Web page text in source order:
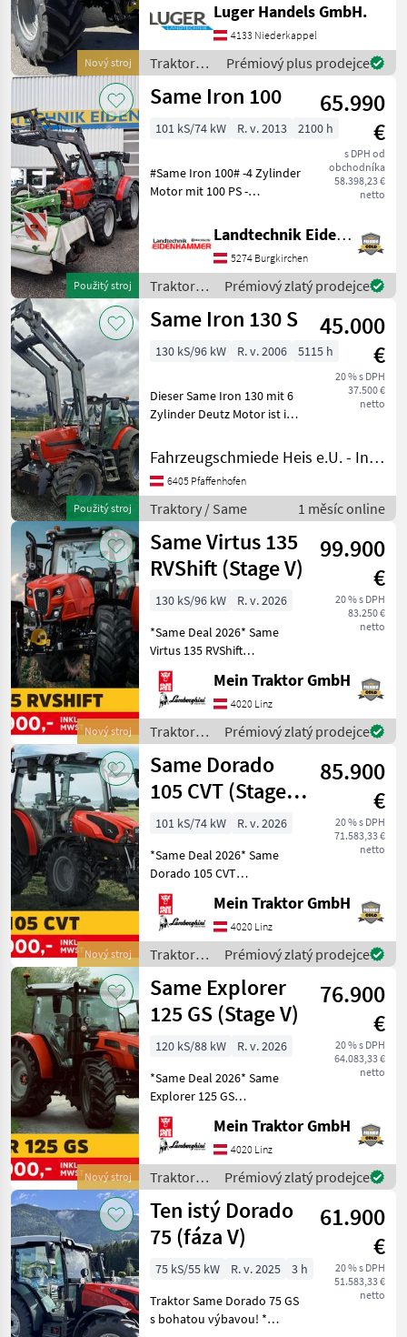
Nový stroj
Teleskopierbare
Aussenspiegel -
Kraftstofftank 145 Liter,
AdBluetank 10 Liter - 40
km/h
Luger Handels GmbH.
4133 Niederkappel
Traktory /
Same
Prémiový plus prodejce
Použitý stroj
Same Iron 100
65.990
€
s DPH od
obchodníka
58.398,23 €
netto
101 kS/74 kW R. v. 2013 2100 h
#Same Iron 100# -4 Zylinder
Motor mit 100 PS -
Lastschaltung 40km/h -
Power Shuttle -EHR
elektronische
Hubwerksregelung -4- Fach-
Zapfw
Landtechnik Eidenhammer GmbH
5274 Burgkirchen
Traktory /
Same
Prémiový zlatý prodejce
Použitý stroj
Same Iron 130 S
45.000
€
20 % s DPH
37.500 €
netto
130 kS/96 kW R. v. 2006 5115 h
Dieser Same Iron 130 mit 6
Zylinder Deutz Motor ist in
kann jederzeit bei uns in
der Firma besichtigt oder
Probe gefahren werden.
Service wur
Fahrzeugschmiede Heis e.U. - Inh. Johannes Heis
6405 Pfaffenhofen
Traktory / Same 1 měsíc online
Nový stroj
Same Virtus 135
RVShift (Stage V)
99.900
€
20 % s DPH
83.250 €
netto
130 kS/96 kW
R. v. 2026
*Same Deal 2026* Same
Virtus 135 RVShift
GRUNDAUSSTATTUNG: -
FARMotion 45 Stage V Motor
- Nennleistung: 130 PS - 4
Zylinder - Hubraum: 3849
cm³ - Elektrohydr
Mein Traktor GmbH
4020 Linz
Traktory /
Same
Prémiový zlatý prodejce
Nový stroj
Same Dorado
105 CVT (Stage
V)
85.900
€
20 % s DPH
71.583,33 €
netto
101 kS/74 kW
R. v. 2026
*Same Deal 2026* Same
Dorado 105 CVT
GRUNDAUSSTATTUNG: -
FARMotion 45 STAGE V
Motor - Nennleistung: 101
PS - 4 Zylinder - Hubraum:
3849 cm³ - Comfort Parkbre
Mein Traktor GmbH
4020 Linz
Traktory /
Same
Prémiový zlatý prodejce
Nový stroj
Same Explorer
125 GS (Stage V)
76.900
€
20 % s DPH
64.083,33 €
netto
120 kS/88 kW
R. v. 2026
*Same Deal 2026* Same
Explorer 125 GS
GRUNDAUSSTATTUNG: -
FARMotion Stage 5 Motor -
Nennleistung: 120 PS - 4
Zylinder - Hubraum: 3849
cm³ - 3 Zusatzsteuerger
Mein Traktor GmbH
4020 Linz
Traktory /
Same
Prémiový zlatý prodejce
Ten istý Dorado
75 (fáza V)
61.900
€
20 % s DPH
51.583,33 €
netto
75 kS/55 kW R. v. 2025
3 h
Traktor Same Dorado 75 GS
s bohatou výbavou! *